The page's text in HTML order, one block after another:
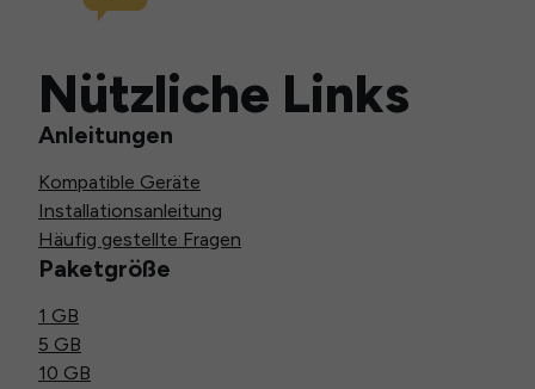
Nützliche Links
Anleitungen
Kompatible Geräte
Installationsanleitung
Häufig gestellte Fragen
Paketgröße
1 GB
5 GB
10 GB